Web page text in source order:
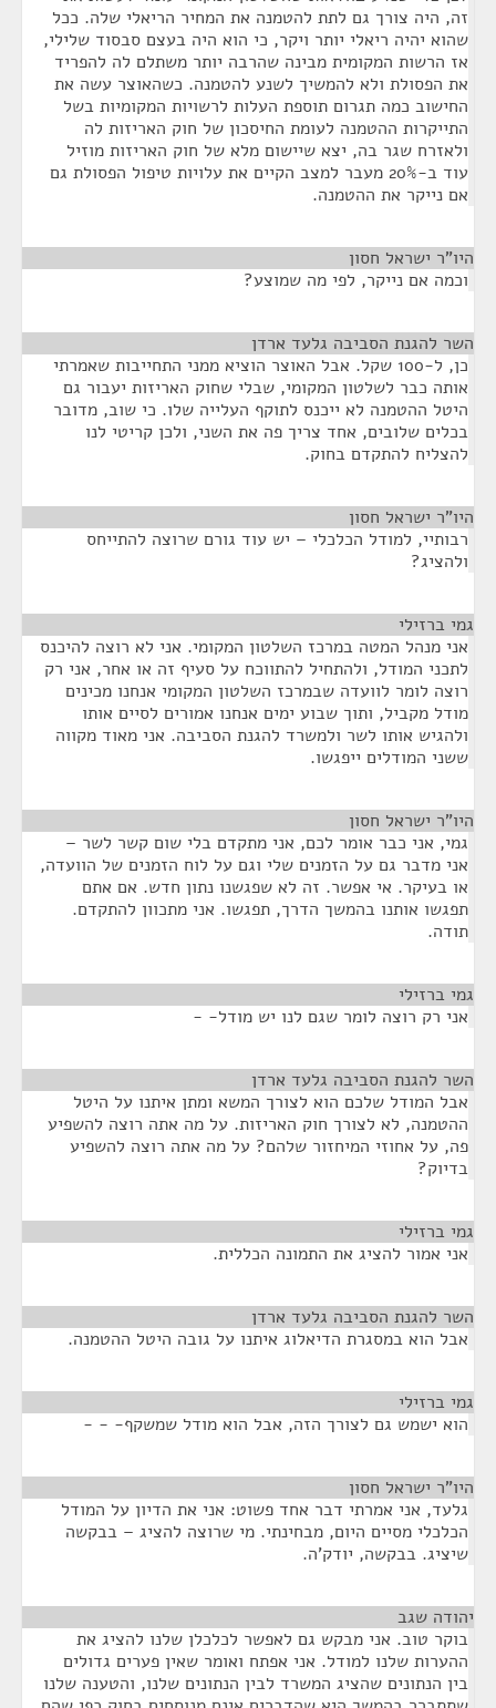
זה, היה צורך גם לתת להטמנה את המחיר הריאלי שלה. ככל
שהוא יהיה ריאלי יותר ויקר, כי הוא היה בעצם סבסוד שלילי,
אז הרשות המקומית מבינה שהרבה יותר משתלם לה להפריד
את הפסולת ולא להמשיך לשנע להטמנה. כשהאוצר עשה את
החישוב כמה תגרום תוספת העלות לרשויות המקומיות בשל
התייקרות ההטמנה לעומת החיסכון של חוק האריזות לה
ולאזרח שגר בה, יצא שיישום מלא של חוק האריזות מוזיל
עוד ב-20% מעבר למצב הקיים את עלויות טיפול הפסולת גם
אם נייקר את ההטמנה.
היו"ר ישראל חסון
וכמה אם נייקר, לפי מה שמוצע?
השר להגנת הסביבה גלעד ארדן
כן, ל-100 שקל. אבל האוצר הוציא ממני התחייבות שאמרתי
אותה כבר לשלטון המקומי, שבלי שחוק האריזות יעבור גם
היטל ההטמנה לא ייכנס לתוקף העלייה שלו. כי שוב, מדובר
בכלים שלובים, אחד צריך פה את השני, ולכן קריטי לנו
להצליח להתקדם בחוק.
היו"ר ישראל חסון
רבותיי, למודל הכלכלי – יש עוד גורם שרוצה להתייחס
ולהציג?
גמי ברזילי
אני מנהל המטה במרכז השלטון המקומי. אני לא רוצה להיכנס
לתכני המודל, ולהתחיל להתווכח על סעיף זה או אחר, אני רק
רוצה לומר לוועדה שבמרכז השלטון המקומי אנחנו מכינים
מודל מקביל, ותוך שבוע ימים אנחנו אמורים לסיים אותו
ולהגיש אותו לשר ולמשרד להגנת הסביבה. אני מאוד מקווה
ששני המודלים ייפגשו.
היו"ר ישראל חסון
גמי, אני כבר אומר לכם, אני מתקדם בלי שום קשר לשר –
אני מדבר גם על הזמנים שלי וגם על לוח הזמנים של הוועדה,
או בעיקר. אי אפשר. זה לא שפגשנו נתון חדש. אם אתם
תפגשו אותנו בהמשך הדרך, תפגשו. אני מתכוון להתקדם.
תודה.
גמי ברזילי
אני רק רוצה לומר שגם לנו יש מודל- -
השר להגנת הסביבה גלעד ארדן
אבל המודל שלכם הוא לצורך המשא ומתן איתנו על היטל
ההטמנה, לא לצורך חוק האריזות. על מה אתה רוצה להשפיע
פה, על אחוזי המיחזור שלהם? על מה אתה רוצה להשפיע
בדיוק?
גמי ברזילי
אני אמור להציג את התמונה הכללית.
השר להגנת הסביבה גלעד ארדן
אבל הוא במסגרת הדיאלוג איתנו על גובה היטל ההטמנה.
גמי ברזילי
הוא ישמש גם לצורך הזה, אבל הוא מודל שמשקף- - -
היו"ר ישראל חסון
גלעד, אני אמרתי דבר אחד פשוט: אני את הדיון על המודל
הכלכלי מסיים היום, מבחינתי. מי שרוצה להציג – בבקשה
שיציג. בבקשה, יודק'ה.
יהודה שגב
בוקר טוב. אני מבקש גם לאפשר לכלכלן שלנו להציג את
ההערות שלנו למודל. אני אפתח ואומר שאין פערים גדולים
בין הנתונים שהציג המשרד לבין הנתונים שלנו, והטענה שלנו